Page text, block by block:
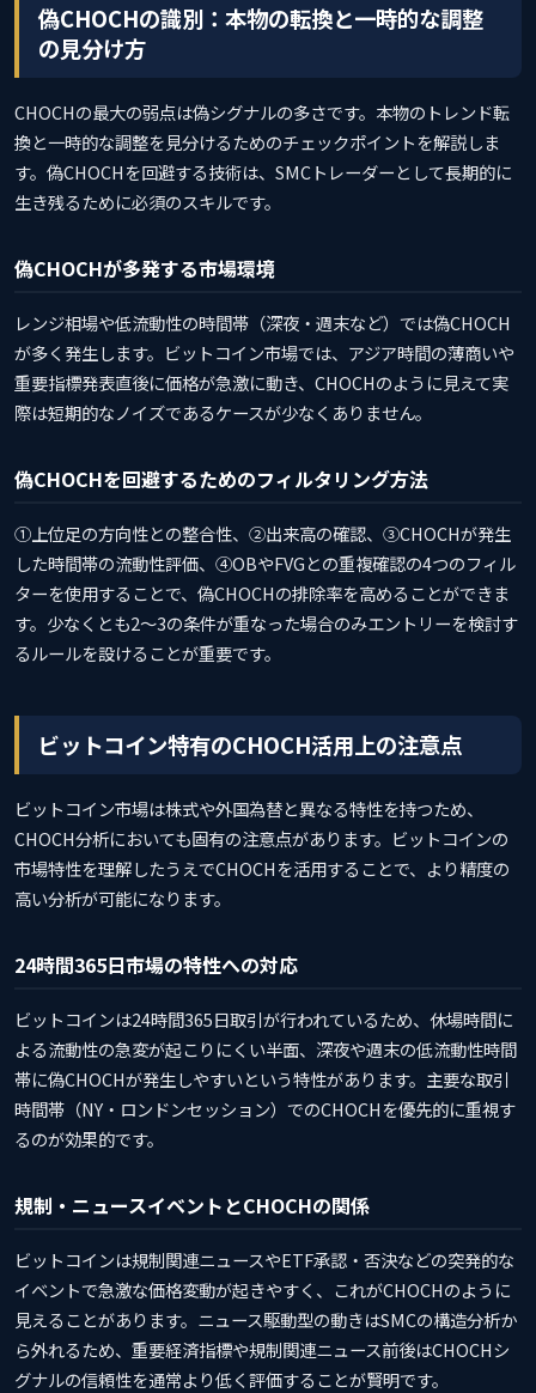
偽CHOCHの識別：本物の転換と一時的な調整
の見分け方
CHOCHの最大の弱点は偽シグナルの多さです。本物のトレンド転
換と一時的な調整を見分けるためのチェックポイントを解説しま
す。偽CHOCHを回避する技術は、SMCトレーダーとして長期的に
生き残るために必須のスキルです。
偽CHOCHが多発する市場環境
レンジ相場や低流動性の時間帯（深夜・週末など）では偽CHOCH
が多く発生します。ビットコイン市場では、アジア時間の薄商いや
重要指標発表直後に価格が急激に動き、CHOCHのように見えて実
際は短期的なノイズであるケースが少なくありません。
偽CHOCHを回避するためのフィルタリング方法
①上位足の方向性との整合性、②出来高の確認、③CHOCHが発生
した時間帯の流動性評価、④OBやFVGとの重複確認の4つのフィル
ターを使用することで、偽CHOCHの排除率を高めることができま
す。少なくとも2〜3の条件が重なった場合のみエントリーを検討す
るルールを設けることが重要です。
ビットコイン特有のCHOCH活用上の注意点
ビットコイン市場は株式や外国為替と異なる特性を持つため、
CHOCH分析においても固有の注意点があります。ビットコインの
市場特性を理解したうえでCHOCHを活用することで、より精度の
高い分析が可能になります。
24時間365日市場の特性への対応
ビットコインは24時間365日取引が行われているため、休場時間に
よる流動性の急変が起こりにくい半面、深夜や週末の低流動性時間
帯に偽CHOCHが発生しやすいという特性があります。主要な取引
時間帯（NY・ロンドンセッション）でのCHOCHを優先的に重視す
るのが効果的です。
規制・ニュースイベントとCHOCHの関係
ビットコインは規制関連ニュースやETF承認・否決などの突発的な
イベントで急激な価格変動が起きやすく、これがCHOCHのように
見えることがあります。ニュース駆動型の動きはSMCの構造分析か
ら外れるため、重要経済指標や規制関連ニュース前後はCHOCHシ
グナルの信頼性を通常より低く評価することが賢明です。